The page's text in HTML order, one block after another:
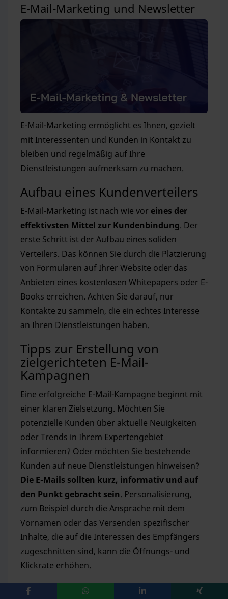
E-Mail-Marketing und Newsletter
E-Mail-Marketing ermöglicht es Ihnen, gezielt
mit Interessenten und Kunden in Kontakt zu
bleiben und regelmäßig auf Ihre
Dienstleistungen aufmerksam zu machen.
Aufbau eines Kundenverteilers
E-Mail-Marketing ist nach wie vor eines der
effektivsten Mittel zur Kundenbindung. Der
erste Schritt ist der Aufbau eines soliden
Verteilers. Das können Sie durch die Platzierung
von Formularen auf Ihrer Website oder das
Anbieten eines kostenlosen Whitepapers oder E-
Books erreichen. Achten Sie darauf, nur
Kontakte zu sammeln, die ein echtes Interesse
an Ihren Dienstleistungen haben.
Tipps zur Erstellung von
zielgerichteten E-Mail-
Kampagnen
Eine erfolgreiche E-Mail-Kampagne beginnt mit
einer klaren Zielsetzung. Möchten Sie
potenzielle Kunden über aktuelle Neuigkeiten
oder Trends in Ihrem Expertengebiet
informieren? Oder möchten Sie bestehende
Kunden auf neue Dienstleistungen hinweisen?
Die E-Mails sollten kurz, informativ und auf
den Punkt gebracht sein. Personalisierung,
zum Beispiel durch die Ansprache mit dem
Vornamen oder das Versenden spezifischer
Inhalte, die auf die Interessen des Empfängers
zugeschnitten sind, kann die Öffnungs- und
Klickrate erhöhen.
Automatisierung von E-Mails für